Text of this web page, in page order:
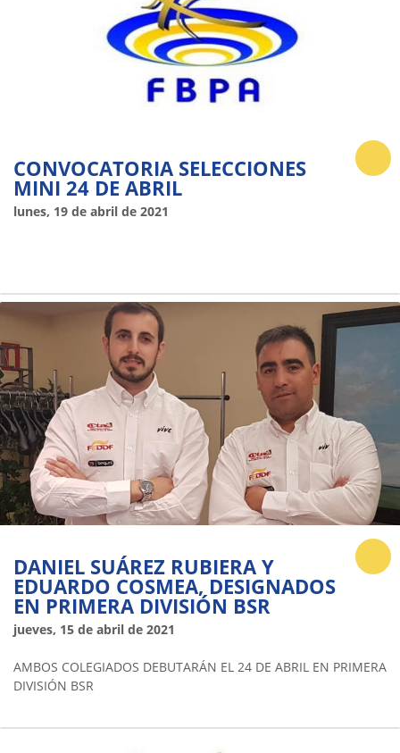
CONVOCATORIA SELECCIONES
MINI 24 DE ABRIL
lunes, 19 de abril de 2021
DANIEL SUÁREZ RUBIERA Y
EDUARDO COSMEA, DESIGNADOS
EN PRIMERA DIVISIÓN BSR
jueves, 15 de abril de 2021
AMBOS COLEGIADOS DEBUTARÁN EL 24 DE ABRIL EN PRIMERA
DIVISIÓN BSR